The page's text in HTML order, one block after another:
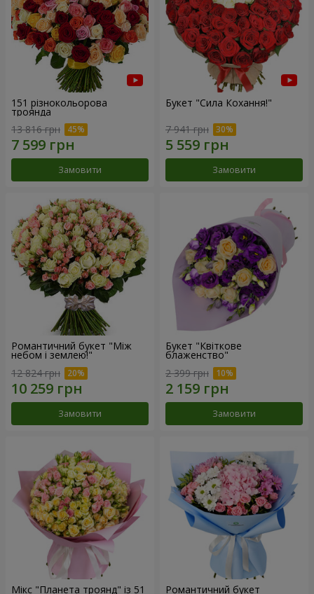
151 різнокольорова
троянда
13 816 грн
Замовити
Букет "Сила Кохання!"
7 941 грн
Замовити
Романтичний букет "Між
небом і землею!"
12 824 грн
Замовити
Букет "Квіткове
блаженство"
2 399 грн
Замовити
Мікс "Планета троянд" із 51 Романтичний букет